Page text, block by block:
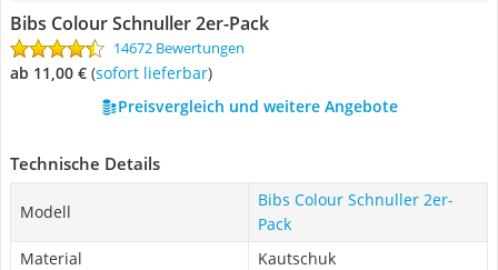
Bibs Colour Schnuller 2er-Pack
14672 Bewertungen
ab 11,00 € ( Sofort lieferbar)
Preisvergleich und weitere Angebote
Technische Details
Modell
Bibs Colour Schnuller 2er-
Pack
Material
Kautschuk